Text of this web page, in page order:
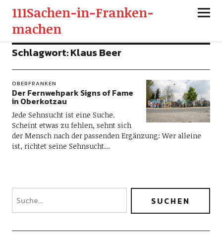
111Sachen-in-Franken-
machen
Schlagwort:Klaus Beer
OBERFRANKEN
Der Fernwehpark Signs of Fame
in Oberkotzau
Jede Sehnsucht ist eine Suche.
Scheint etwas zu fehlen, sehnt sich
der Mensch nach der passenden Ergänzung: Wer alleine
ist, richtet seine Sehnsucht…